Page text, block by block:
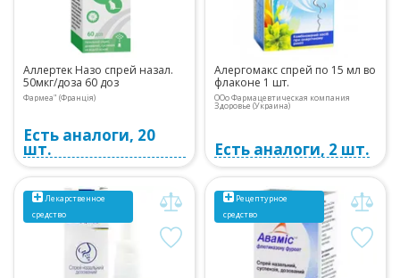
Аллертек Назо спрей назал.
50мкг/доза 60 доз
Фармеа" (Франція)
Есть аналоги, 20
шт.
Алергомакс спрей по 15 мл во
флаконе 1 шт.
ООо Фармацевтическая компания
Здоровье (Украина)
Есть аналоги, 2 шт.
Лекарственное
средство
Рецептурное
средство